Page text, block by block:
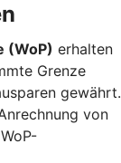
(WoP) erhalten
Grenze
gewährt.
von